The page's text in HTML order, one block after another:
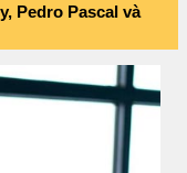
Pedro Pascal và